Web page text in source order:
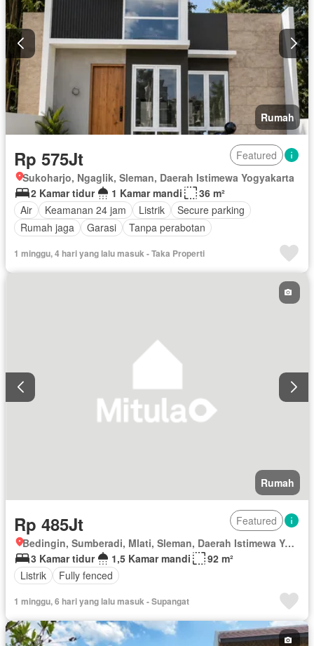
Rumah
Rp 575Jt
Featured
Sukoharjo, Ngaglik, Sleman, Daerah Istimewa Yogyakarta
2 Kamar tidur
1 Kamar mandi
36 m²
Air
Keamanan 24 jam Listrik
Secure parking
Rumah jaga
Garasi Tanpa perabotan
1 minggu, 4 hari yang lalu masuk - Taka Properti
Rumah
Rp 485Jt
Featured
Bedingin, Sumberadi, Mlati, Sleman, Daerah Istimewa Yogyakarta
3 Kamar tidur
1,5 Kamar mandi
92 m²
Listrik
Fully fenced
1 minggu, 6 hari yang lalu masuk - Supangat